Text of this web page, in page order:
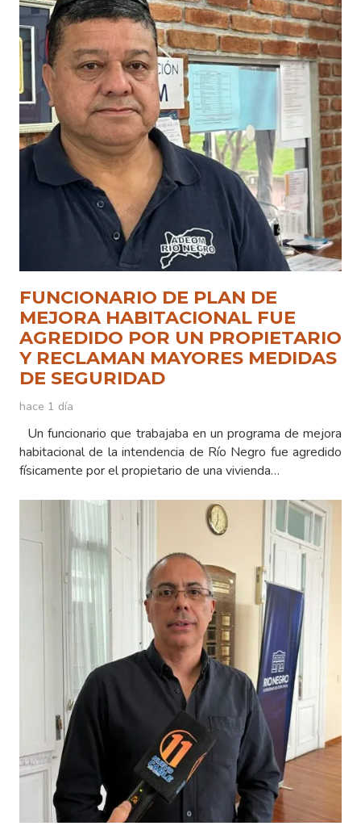
FUNCIONARIO DE PLAN DE
MEJORA HABITACIONAL FUE
AGREDIDO POR UN PROPIETARIO
Y RECLAMAN MAYORES MEDIDAS
DE SEGURIDAD
hace 1 día
Un funcionario que trabajaba en un programa de mejora
habitacional de la intendencia de Río Negro fue agredido
físicamente por el propietario de una vivienda…